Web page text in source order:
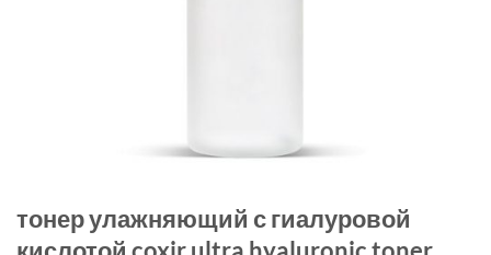
тонер улажняющий с гиалуровой